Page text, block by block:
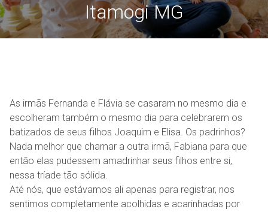
Itamogi MG
As irmãs Fernanda e Flávia se casaram no mesmo dia e
escolheram também o mesmo dia para celebrarem os
batizados de seus filhos Joaquim e Elisa. Os padrinhos?
Nada melhor que chamar a outra irmã, Fabiana para que
então elas pudessem amadrinhar seus filhos entre si,
nessa tríade tão sólida.
Até nós, que estávamos ali apenas para registrar, nos
sentimos completamente acolhidas e acarinhadas por